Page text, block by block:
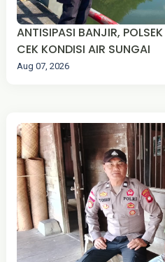
ANTISIPASI BANJIR,
CEK KONDISI AIR SUNGAI
Aug 07, 2026